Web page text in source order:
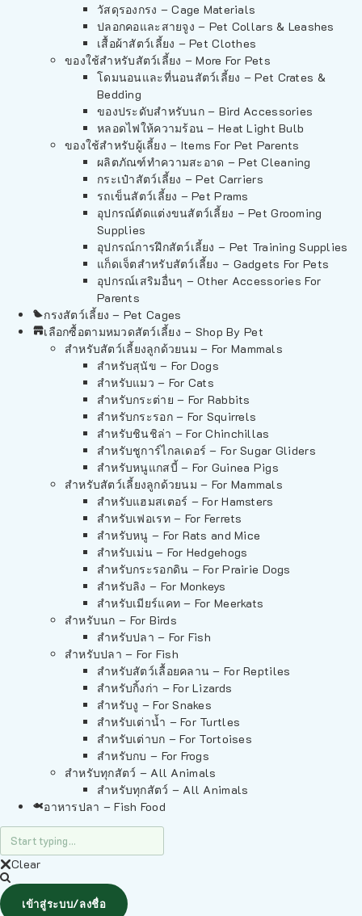
วัสดุรองกรง – Cage Materials
ปลอกคอและสายจูง – Pet Collars & Leashes
เสื้อผ้าสัตว์เลี้ยง – Pet Clothes
ของใช้สำหรับสัตว์เลี้ยง – More For Pets
โดมนอนและที่นอนสัตว์เลี้ยง – Pet Crates &
Bedding
ของประดับสำหรับนก – Bird Accessories
หลอดไฟให้ความร้อน – Heat Light Bulb
ของใช้สำหรับผู้เลี้ยง – Items For Pet Parents
ผลิตภัณฑ์ทำความสะอาด – Pet Cleaning
กระเป๋าสัตว์เลี้ยง – Pet Carriers
รถเข็นสัตว์เลี้ยง – Pet Prams
อุปกรณ์ตัดแต่งขนสัตว์เลี้ยง – Pet Grooming
Supplies
อุปกรณ์การฝึกสัตว์เลี้ยง – Pet Training Supplies
แก็ดเจ็ตสำหรับสัตว์เลี้ยง – Gadgets For Pets
อุปกรณ์เสริมอื่นๆ – Other Accessories For
Parents
กรงสัตว์เลี้ยง – Pet Cages
เลือกซื้อตามหมวดสัตว์เลี้ยง – Shop By Pet
สำหรับสัตว์เลี้ยงลูกด้วยนม – For Mammals
สำหรับสุนัข – For Dogs
สำหรับแมว – For Cats
สำหรับกระต่าย – For Rabbits
สำหรับกระรอก – For Squirrels
สำหรับชินชิล่า – For Chinchillas
สำหรับชูการ์ไกลเดอร์ – For Sugar Gliders
สำหรับหนูแกสบี้ – For Guinea Pigs
สำหรับสัตว์เลี้ยงลูกด้วยนม – For Mammals
สำหรับแฮมสเตอร์ – For Hamsters
สำหรับเฟอเรท – For Ferrets
สำหรับหนู – For Rats and Mice
สำหรับเม่น – For Hedgehogs
สำหรับกระรอกดิน – For Prairie Dogs
สำหรับลิง – For Monkeys
สำหรับเมียร์แคท – For Meerkats
สำหรับนก – For Birds
สำหรับปลา – For Fish
สำหรับปลา – For Fish
สำหรับสัตว์เลื้อยคลาน – For Reptiles
สำหรับกิ้งก่า – For Lizards
สำหรับงู – For Snakes
สำหรับเต่าน้ำ – For Turtles
สำหรับเต่าบก – For Tortoises
สำหรับกบ – For Frogs
สำหรับทุกสัตว์ – All Animals
สำหรับทุกสัตว์ – All Animals
อาหารปลา – Fish Food
Clear
เข้าสู่ระบบ/ลงชื่อ